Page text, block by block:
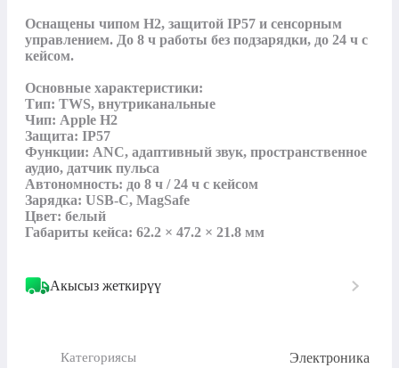
Оснащены чипом H2, защитой IP57 и сенсорным
управлением. До 8 ч работы без подзарядки, до 24 ч с
кейсом.
Основные характеристики:
Тип: TWS, внутриканальные
Чип: Apple H2
Защита: IP57
Функции: ANC, адаптивный звук, пространственное
аудио, датчик пульса
Автономность: до 8 ч / 24 ч с кейсом
Зарядка: USB-C, MagSafe
Цвет: белый
Габариты кейса: 62.2 × 47.2 × 21.8 мм
Акысыз жеткирүү
Категориясы Электроника